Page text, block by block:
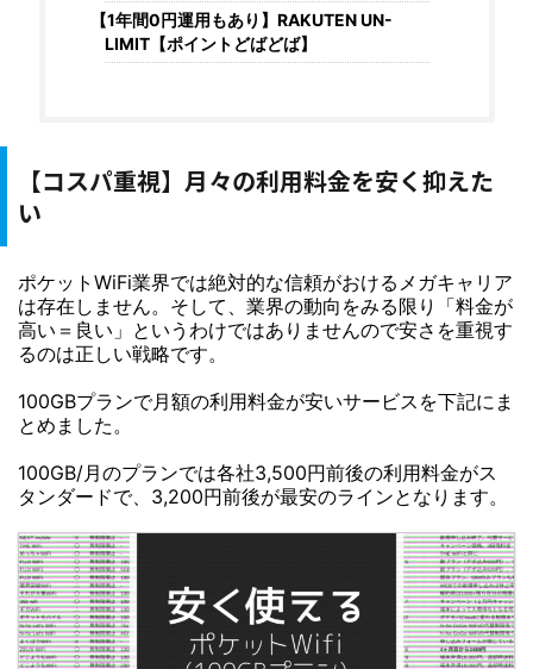
【1年間0円運用もあり】RAKUTEN UN-
LIMIT【ポイントどばどば】
【コスパ重視】月々の利用料金を安く抑えた
い
ポケットWiFi業界では絶対的な信頼がおけるメガキャリア
は存在しません。そして、業界の動向をみる限り「料金が
高い＝良い」というわけではありませんので安さを重視す
るのは正しい戦略です。
100GBプランで月額の利用料金が安いサービスを下記にま
とめました。
100GB/月のプランでは各社3,500円前後の利用料金がス
タンダードで、3,200円前後が最安のラインとなります。